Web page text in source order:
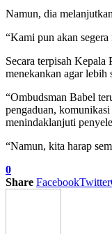
Namun, dia
“Kami pun akan
Secara terpisah
menekankan agar lebih
“Ombudsman Babel
pengaduan,
menindaklanjuti
“Namun, kita harap
0
Share FacebookTwitter